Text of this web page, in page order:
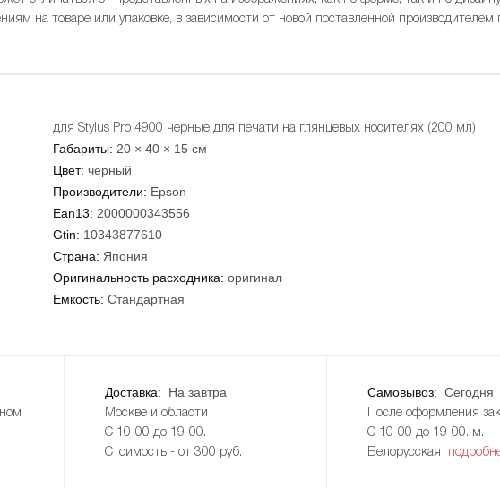
на товаре или упаковке, в зависимости от новой поставленной
для Stylus Pro 4900 черные для печати на глянцевых носителях (200 мл)
Габариты: 20 × 40 × 15 см
Цвет: черный
Производители: Epson
Ean13: 2000000343556
Gtin: 10343877610
Страна: Япония
Оригинальность расходника: оригинал
Емкость: Стандартная
Доставка: На завтра
Москве и области
С 10-00 до 19-00.
Стоимость - от 300 руб.
Самовывоз: Сегодня
После оформления
С 10-00 до 19-00. м.
Белорусская